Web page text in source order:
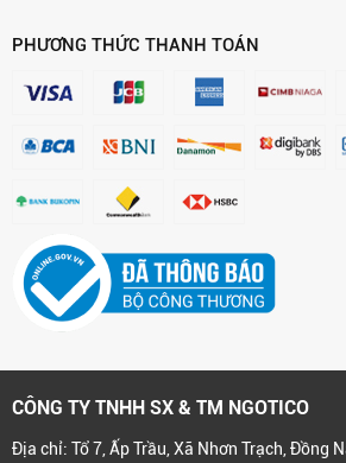
PHƯƠNG THỨC THANH TOÁN
CÔNG TY TNHH SX & TM NGOTICO
Địa chỉ: Tổ 7, Ấp Trầu, Xã Nhơn Trạch, Đồng